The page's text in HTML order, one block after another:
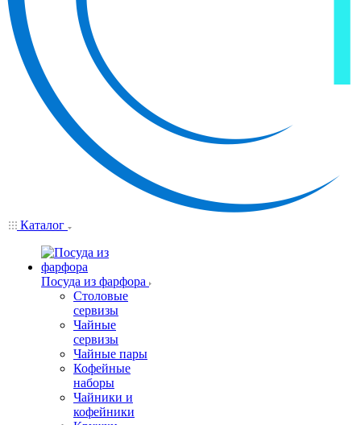
Каталог
Посуда из фарфора
Столовые
сервизы
Чайные
сервизы
Чайные пары
Кофейные
наборы
Чайники и
кофейники